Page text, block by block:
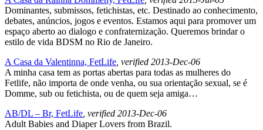
Dominantes, submissos, fetichistas, etc. Destinado ao conhecimento,
debates, anúncios, jogos e eventos. Estamos aqui para promover um
espaço aberto ao dialogo e confraternização. Queremos brindar o
estilo de vida BDSM no Rio de Janeiro.
A Casa da Valentinna, FetLife , verified 2013-Dec-06
A minha casa tem as portas abertas para todas as mulheres do
Fetlife, não importa de onde venha, ou sua orientação sexual, se é
Domme, sub ou fetichista, ou de quem seja amiga…
AB/DL – Br, FetLife , verified 2013-Dec-06
Adult Babies and Diaper Lovers from Brazil.